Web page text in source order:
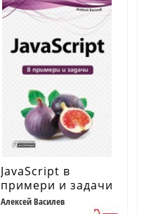
JavaScript в
примери и задачи
Алексей Василев